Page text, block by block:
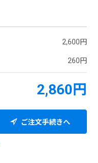
2,600円
260円
2,860円
ご注文手続きへ